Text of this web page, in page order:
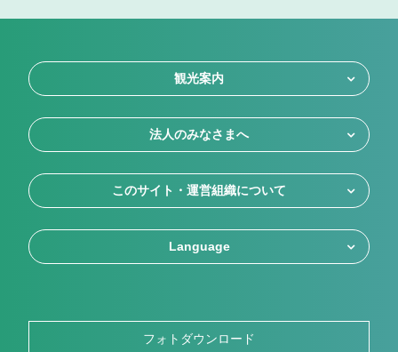
観光案内
法人のみなさまへ
このサイト・運営組織について
Language
フォトダウンロード